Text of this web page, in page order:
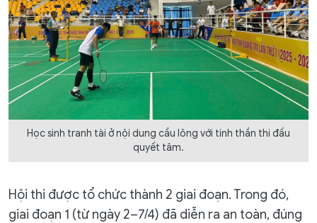
Học sinh tranh tài ở nội dung cầu lông với tinh thần thi đấu
quyết tâm.
Hội thi được tổ chức thành 2 giai đoạn. Trong đó,
giai đoạn 1 (từ ngày 2–7/4) đã diễn ra an toàn, đúng